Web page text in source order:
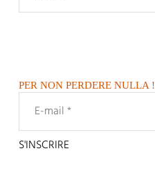
PER NON PERDERE NULLA !